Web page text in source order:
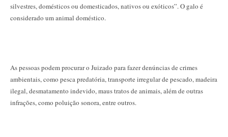
silvestres, domésticos ou domesticados, nativos ou exóticos”. O galo é
considerado um animal doméstico.
As pessoas podem procurar o Juizado para fazer denúncias de crimes
ambientais, como pesca predatória, transporte irregular de pescado, madeira
ilegal, desmatamento indevido, maus tratos de animais, além de outras
infrações, como poluição sonora, entre outros.